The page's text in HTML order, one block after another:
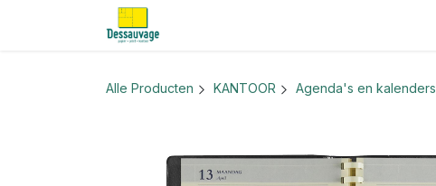
Overslaan naar inhoud
Alle Producten KANTOOR Agenda's en kalenders